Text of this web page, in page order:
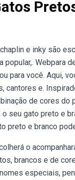
e inky são
popular,. Webpara
para você. Aqui,
cantores e.
de cores do
seu gato preto e
preto e branco
o
brancos e de
especiais,